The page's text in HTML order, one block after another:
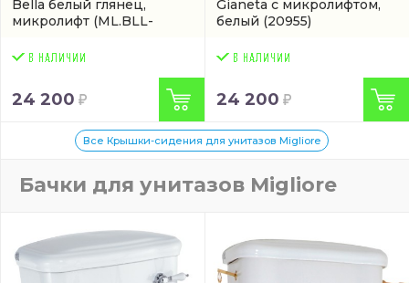
Bella белый глянец,
микролифт (ML.BLL-
24 200
Gianeta с микролифтом,
белый (20955)
24 200
Все Крышки-сидения для унитазов Migliore
Бачки для унитазов Migliore